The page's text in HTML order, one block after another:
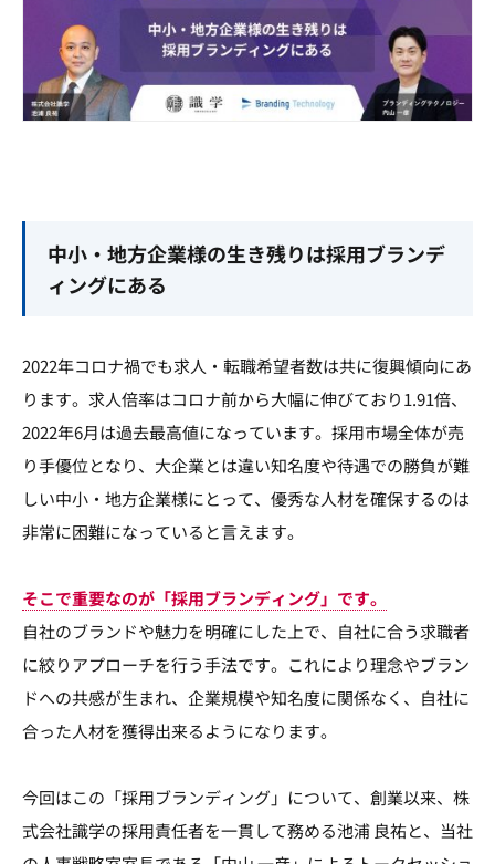
中小・地方企業様の生き残りは採用ブランデ
ィングにある
2022年コロナ禍でも求人・転職希望者数は共に復興傾向にあ
ります。求人倍率はコロナ前から大幅に伸びており1.91倍、
2022年6月は過去最高値になっています。採用市場全体が売
り手優位となり、大企業とは違い知名度や待遇での勝負が難
しい中小・地方企業様にとって、優秀な人材を確保するのは
非常に困難になっていると言えます。
そこで重要なのが「採用ブランディング」です。
自社のブランドや魅力を明確にした上で、自社に合う求職者
に絞りアプローチを行う手法です。これにより理念やブラン
ドへの共感が生まれ、企業規模や知名度に関係なく、自社に
合った人材を獲得出来るようになります。
今回はこの「採用ブランディング」について、創業以来、株
式会社識学の採用責任者を一貫して務める池浦 良祐と、当社